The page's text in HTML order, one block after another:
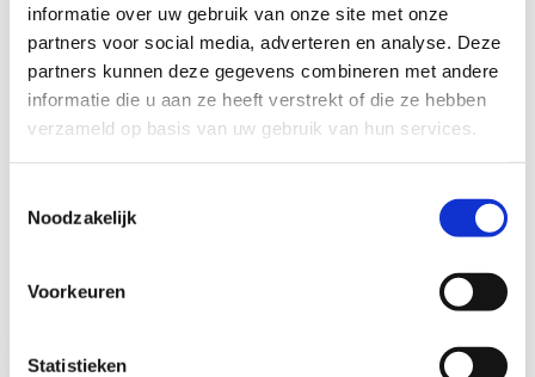
informatie over uw gebruik van onze site met onze
partners voor social media, adverteren en analyse. Deze
partners kunnen deze gegevens combineren met andere
informatie die u aan ze heeft verstrekt of die ze hebben
verzameld op basis van uw gebruik van hun services.
Noodzakelijk
Voorkeuren
Statistieken
Ik vond de informatie op deze pagina
nuttig
this
page
Gerelateerde diensten van VvE Belang